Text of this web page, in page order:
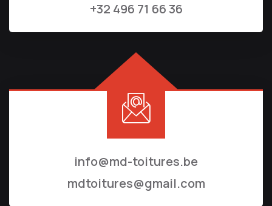
+32 496 71 66 36
info@md-toitures.be
mdtoitures@gmail.com